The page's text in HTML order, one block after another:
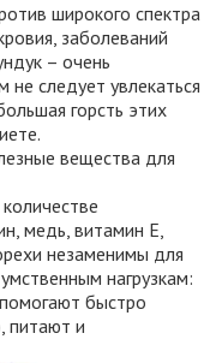
широкого спектра
заболеваний
– очень
следует увлекаться
горсть этих
вещества для
медь, витамин Е,
незаменимы для
нагрузкам:
быстро
питают и